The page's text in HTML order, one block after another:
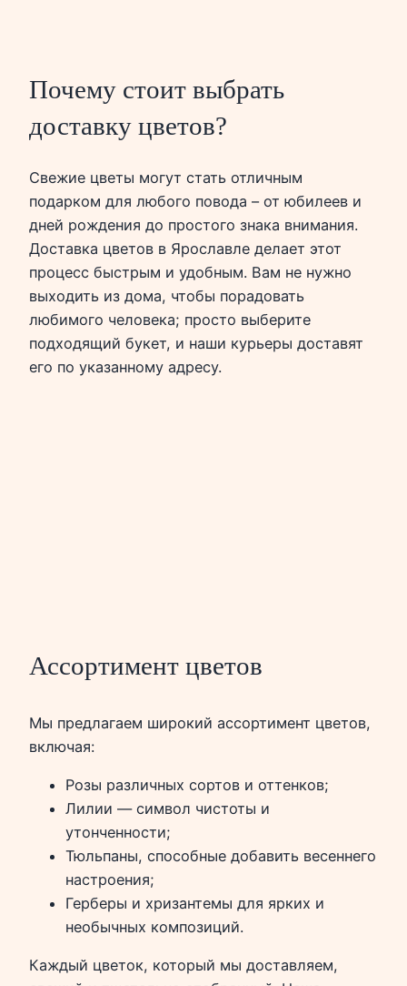
Почему стоит выбрать
доставку цветов?
Свежие цветы могут стать отличным
подарком для любого повода – от юбилеев и
дней рождения до простого знака внимания.
Доставка цветов в Ярославле делает этот
процесс быстрым и удобным. Вам не нужно
выходить из дома, чтобы порадовать
любимого человека; просто выберите
подходящий букет, и наши курьеры доставят
его по указанному адресу.
Ассортимент цветов
Мы предлагаем широкий ассортимент цветов,
включая:
Розы различных сортов и оттенков;
Лилии — символ чистоты и
утонченности;
Тюльпаны, способные добавить весеннего
настроения;
Герберы и хризантемы для ярких и
необычных композиций.
Каждый цветок, который мы доставляем,